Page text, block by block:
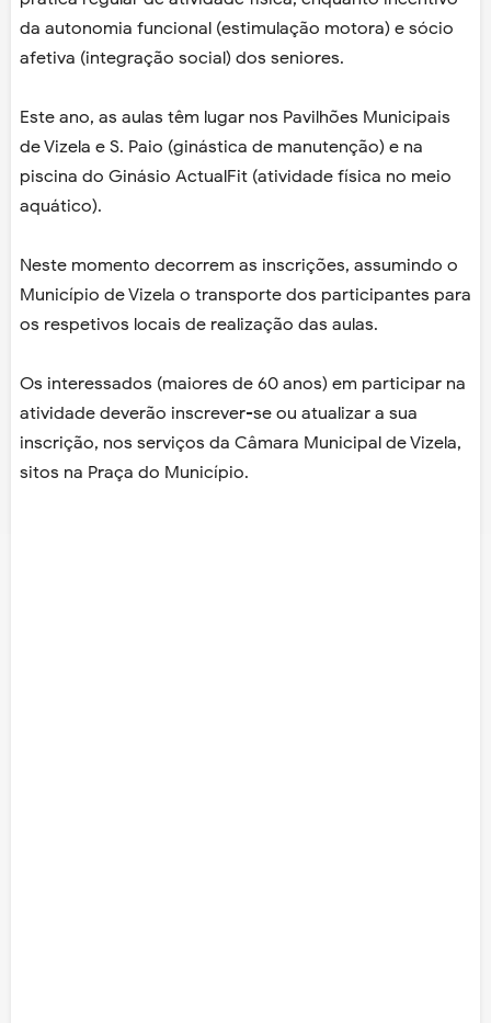
da autonomia funcional (estimulação motora) e sócio
afetiva (integração social) dos seniores.
Este ano, as aulas têm lugar nos Pavilhões Municipais
de Vizela e S. Paio (ginástica de manutenção) e na
piscina do Ginásio ActualFit (atividade física no meio
aquático).
Neste momento decorrem as inscrições, assumindo o
Município de Vizela o transporte dos participantes para
os respetivos locais de realização das aulas.
Os interessados (maiores de 60 anos) em participar na
atividade deverão inscrever-se ou atualizar a sua
inscrição, nos serviços da Câmara Municipal de Vizela,
sitos na Praça do Município.